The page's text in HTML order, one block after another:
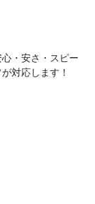
・安さ・スピー
対応します！